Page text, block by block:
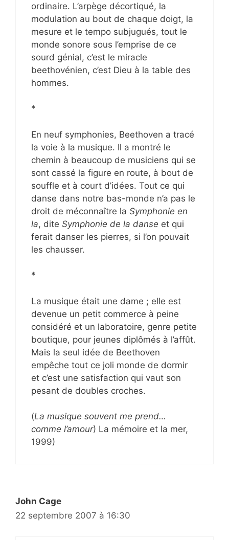
ordinaire. L’arpège décortiqué, la
modulation au bout de chaque doigt, la
mesure et le tempo subjugués, tout le
monde sonore sous l’emprise de ce
sourd génial, c’est le miracle
beethovénien, c’est Dieu à la table des
hommes.
*
En neuf symphonies, Beethoven a tracé
la voie à la musique. Il a montré le
chemin à beaucoup de musiciens qui se
sont cassé la figure en route, à bout de
souffle et à court d’idées. Tout ce qui
danse dans notre bas-monde n’a pas le
droit de méconnaître la Symphonie en
la, dite Symphonie de la danse et qui
ferait danser les pierres, si l’on pouvait
les chausser.
*
La musique était une dame ; elle est
devenue un petit commerce à peine
considéré et un laboratoire, genre petite
boutique, pour jeunes diplômés à l’affût.
Mais la seul idée de Beethoven
empêche tout ce joli monde de dormir
et c’est une satisfaction qui vaut son
pesant de doubles croches.
(La musique souvent me prend…
comme l’amour) La mémoire et la mer,
1999)
John Cage
22 septembre 2007 à 16:30